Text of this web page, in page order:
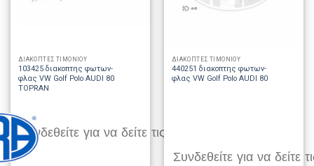
ΔΙΑΚΟΠΤΕΣ ΤΙΜΟΝΙΟΥ
103425 διακοπτης φωτων-
φλας VW Golf Polo AUDI 80
TOPRAN
Συνδεθείτε για να δείτε τις τιμές
ΔΙΑΚΟΠΤΕΣ ΤΙΜΟΝΙΟΥ
440251 διακοπτης φωτων-
φλας VW Golf Polo AUDI 80
Συνδεθείτε για να δείτε